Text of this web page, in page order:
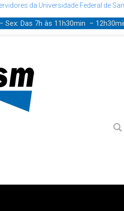
da Universidade Federal de
Sex: Das 7h às 11h30min –